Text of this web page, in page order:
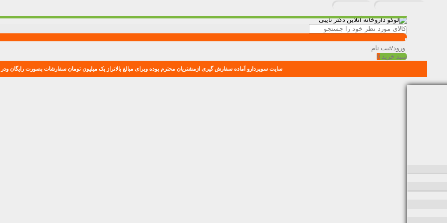
ورود/ثبت نام
سبد خرید 0
سایت سوپردارو آماده سفارش گیری ازمشتریان محترم بوده وبرای مبالغ بالاتراز یک میلیون تومان سفارشات بصورت رایگان